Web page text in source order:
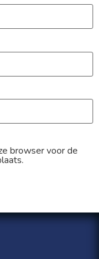
browser voor de